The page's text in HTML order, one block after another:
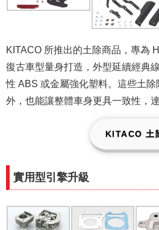
KITACO 所推出的土除商品，專為
復古車型量身打造，外型延續經典
性 ABS 或金屬強化塑料。這些土
外，也能讓整體車身更具一致性，
KITACO 土
實用型引擎升級